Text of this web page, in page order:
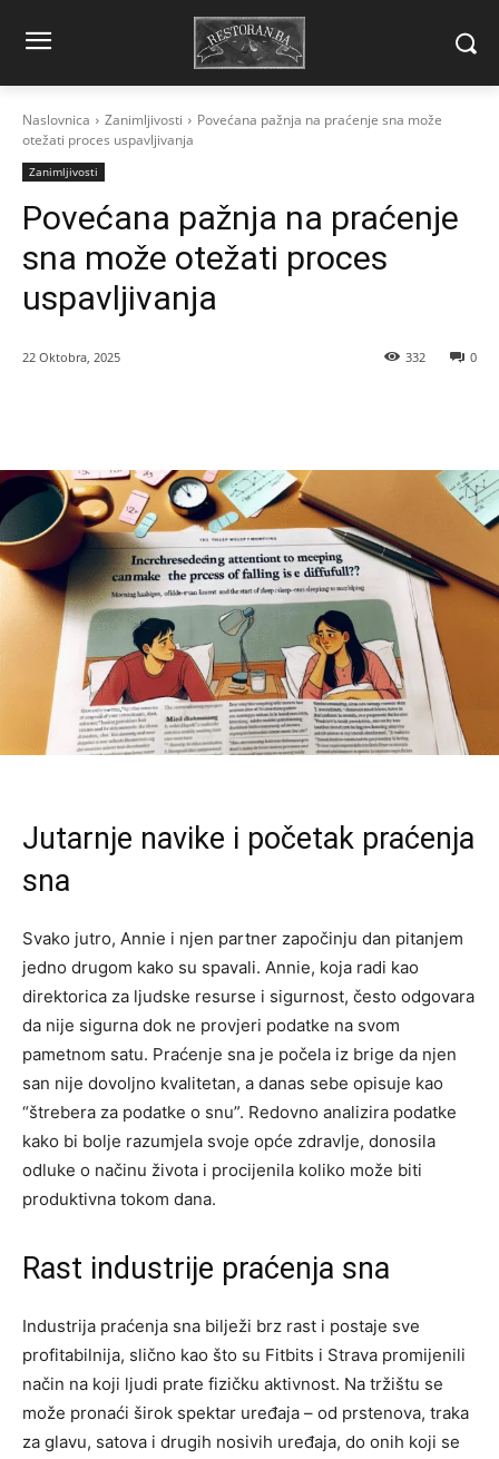
Naslovnica Zanimljivosti
Povećana pažnja na praćenje sna može
otežati proces uspavljivanja
Zanimljivosti
Povećana pažnja na praćenje
sna može otežati proces
uspavljivanja
22 Oktobra, 2025 0
332
Jutarnje navike i početak praćenja
sna
Svako jutro, Annie i njen partner započinju dan pitanjem
jedno drugom kako su spavali. Annie, koja radi kao
direktorica za ljudske resurse i sigurnost, često odgovara
da nije sigurna dok ne provjeri podatke na svom
pametnom satu. Praćenje sna je počela iz brige da njen
san nije dovoljno kvalitetan, a danas sebe opisuje kao
“štrebera za podatke o snu”. Redovno analizira podatke
kako bi bolje razumjela svoje opće zdravlje, donosila
odluke o načinu života i procijenila koliko može biti
produktivna tokom dana.
Rast industrije praćenja sna
Industrija praćenja sna bilježi brz rast i postaje sve
profitabilnija, slično kao što su Fitbits i Strava promijenili
način na koji ljudi prate fizičku aktivnost. Na tržištu se
može pronaći širok spektar uređaja – od prstenova, traka
za glavu, satova i drugih nosivih uređaja, do onih koji se